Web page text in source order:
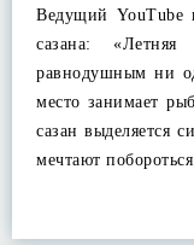
Ведущий YouTube
сазана:
равнодушным ни
место занимает
сазан выделяется
мечтают